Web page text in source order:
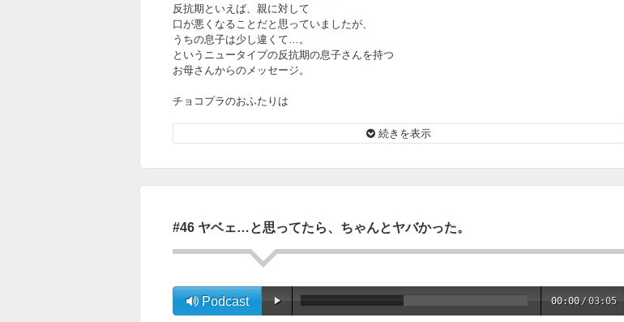
反抗期といえば、親に対して
口が悪くなることだと思っていましたが、
うちの息子は少し違くて…。
というニュータイプの反抗期の息子さんを持つ
お母さんからのメッセージ。
チョコプラのおふたりは
もし子どもが母親に向かって「うるせえ！クソババア！」
なんて言ったら…。
続きを表示
#46 ヤベェ…と思ってたら、ちゃんとヤバかった。
Podcast 00:00 /03:05